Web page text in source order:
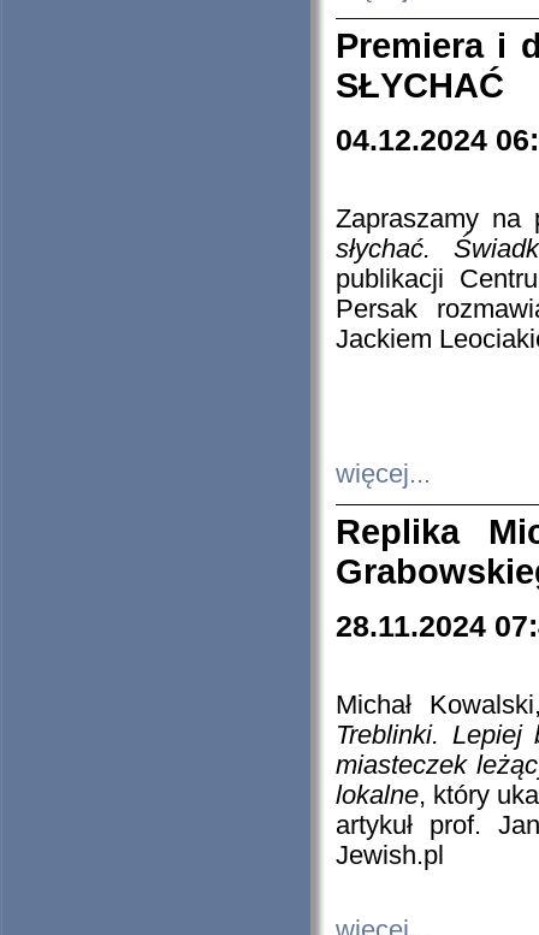
Premiera i
SŁYCHAĆ
04.12.2024
Zapraszamy
słychać.
publikacji
Persak
Jackiem
więcej...
Replika
28.11.2024
Michał
Treblinki. Lepiej
miasteczek
lokalne, który
artykuł prof.
Jewish.pl